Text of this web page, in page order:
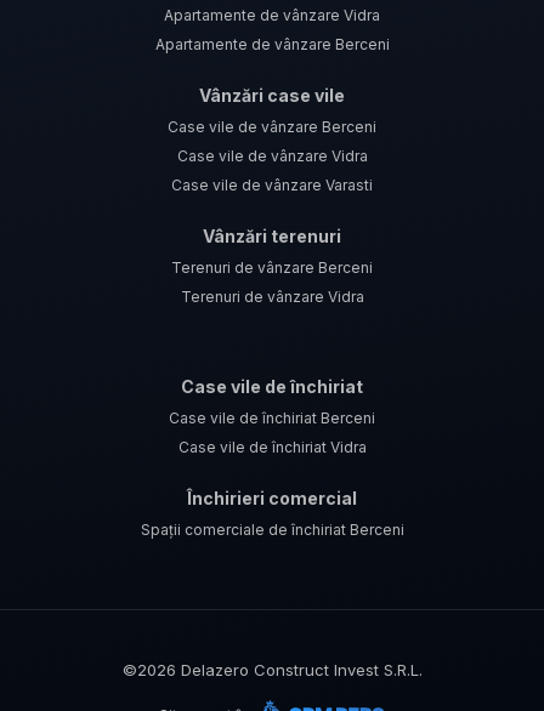
Apartamente de vânzare Vidra
Apartamente de vânzare Berceni
Vânzări case vile
Case vile de vânzare Berceni
Case vile de vânzare Vidra
Case vile de vânzare Varasti
Vânzări terenuri
Terenuri de vânzare Berceni
Terenuri de vânzare Vidra
Case vile de închiriat
Case vile de închiriat Berceni
Case vile de închiriat Vidra
Închirieri comercial
Spații comerciale de închiriat Berceni
©2026 Delazero Construct Invest S.R.L.